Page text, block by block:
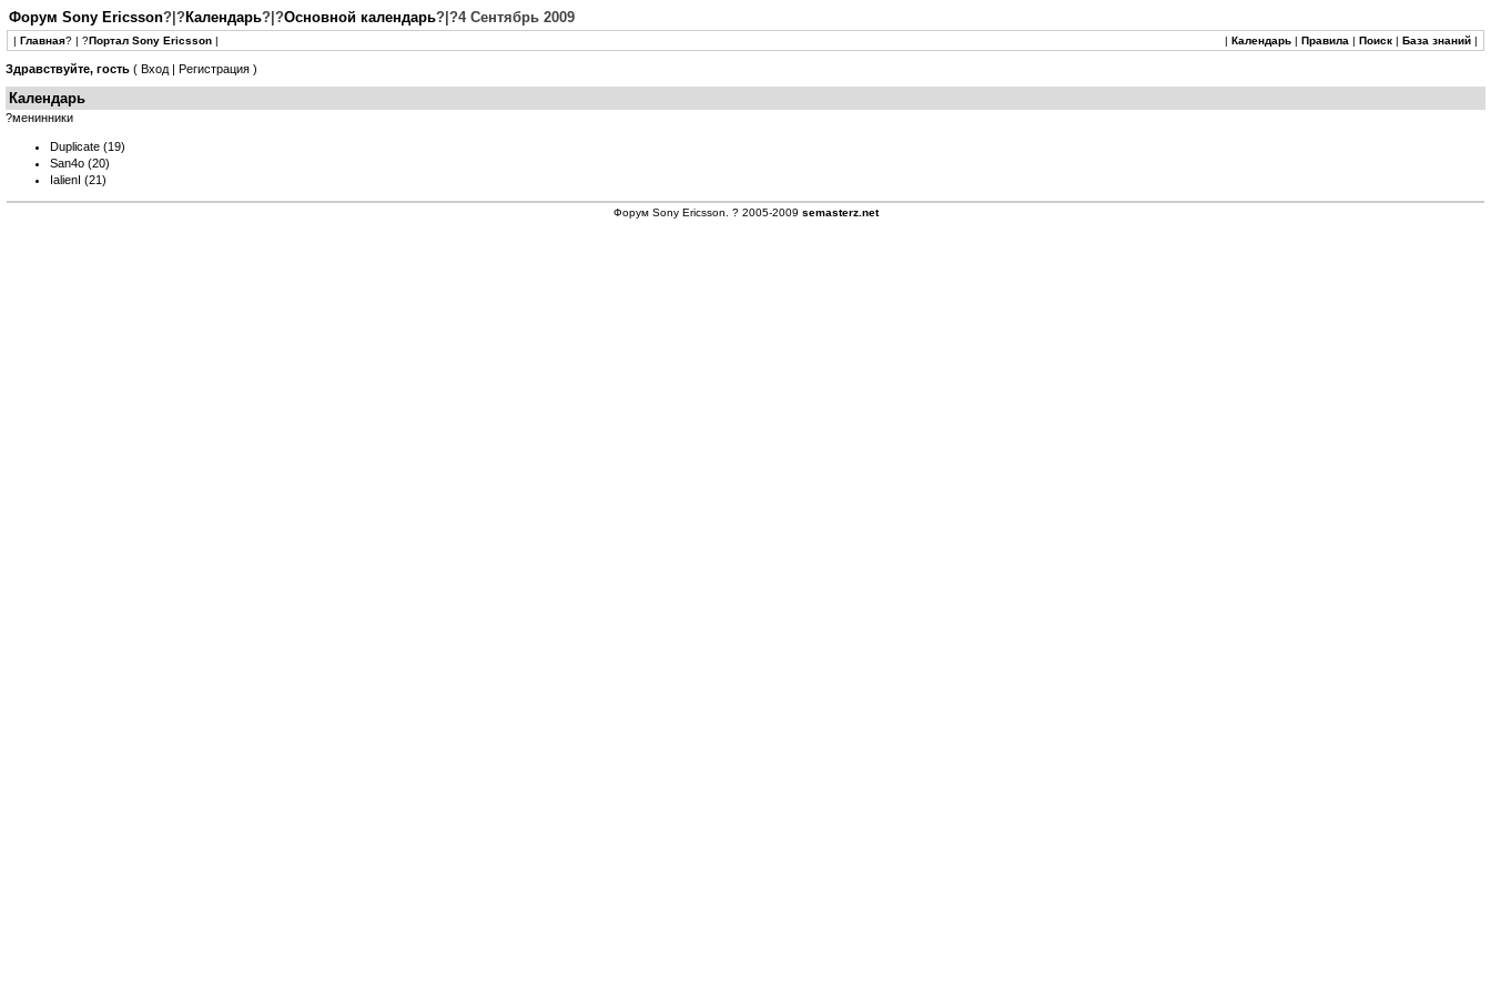
Форум Sony Ericsson?|? Календарь?|?Основной календарь?|?4 Сентябрь 2009
| Главная? | ?Портал Sony Ericsson | | Календарь | Правила | Поиск | База знаний |
Здравствуйте, гость ( Вход | Регистрация )
Календарь
?менинники
Duplicate (19)
San4o (20)
IalienI (21)
Форум Sony Ericsson. ? 2005-2009 semasterz.net